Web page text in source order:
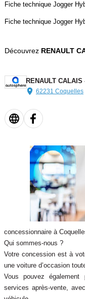
Fiche technique Jogger
Fiche technique Jogger
Découvrez RENAULT
RENAULT
62231 Coquelles
concessionnaire à
Qui sommes-nous ?
Votre concession est à
une voiture d’occasion
Vous pouvez
services après-vente,